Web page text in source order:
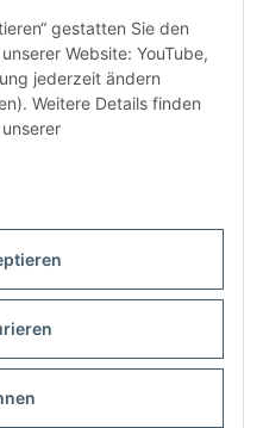
gestatten Sie den
Website: YouTube,
jederzeit ändern
Weitere Details finden
Versand